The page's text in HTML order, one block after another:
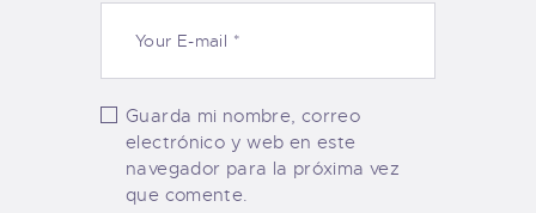
Guarda mi nombre, correo
electrónico y web en este
navegador para la próxima vez
que comente.